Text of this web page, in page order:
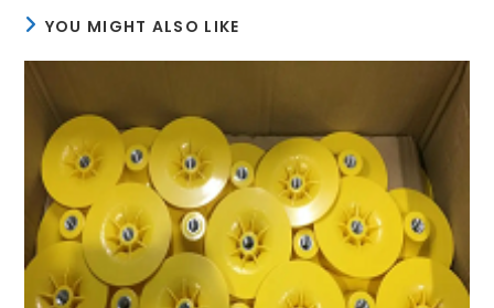
YOU MIGHT ALSO LIKE